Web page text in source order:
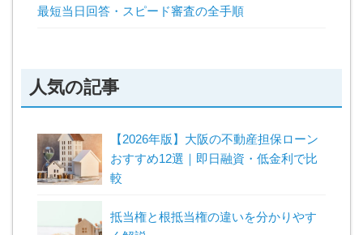
最短当日回答・スピード審査の全手順
人気の記事
【2026年版】大阪の不動産担保ローン
おすすめ12選｜即日融資・低金利で比
較
抵当権と根抵当権の違いを分かりやす